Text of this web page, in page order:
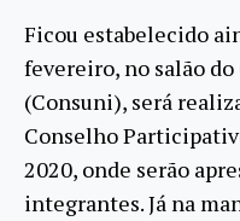
Ficou estabelecido
fevereiro, no salão
(Consuni), será
Conselho
2020, onde serão
integrantes. Já na